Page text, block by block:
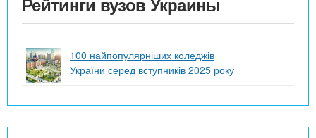
100 найпопулярніших коледжів
України серед вступників 2025 року